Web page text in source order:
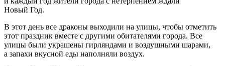
Новый Год.
В этот день все драконы выходили на улицы, чтобы отметить
этот праздник вместе с другими обитателями города. Все
улицы были украшены гирляндами и воздушными шарами,
а запахи вкусной еды наполняли воздух.